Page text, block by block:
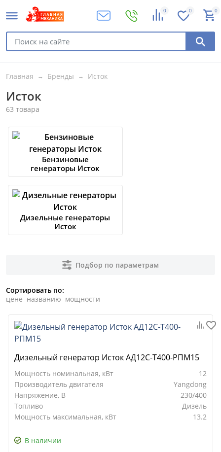
0 0 0
Главная Бренды Исток
Исток
63 товара
Бензиновые
генераторы Исток
Дизельные генераторы
Исток
Подбор по параметрам
Сортировать по:
цене названию мощности
Дизельный генератор Исток АД12С-Т400-РПМ15
Мощность номинальная, кВт
12
Производитель двигателя
Yangdong
Напряжение, В
230/400
Топливо
Дизель
Мощность максимальная, кВт
13.2
В наличии